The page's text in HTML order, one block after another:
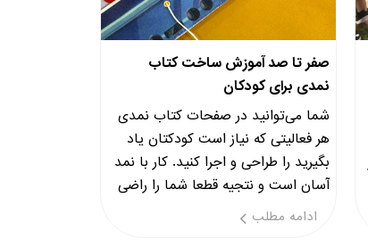
صفر تا صد آموزش ساخت کتاب
نمدی برای کودکان
شما می‌توانید در صفحات کتاب نمدی
هر فعالیتی که نیاز است کودکتان یاد
بگیرید را طراحی و اجرا کنید. کار با نمد
آسان است و نتجیه قطعا شما را راضی
خواهد کرد.
ادامه مطلب